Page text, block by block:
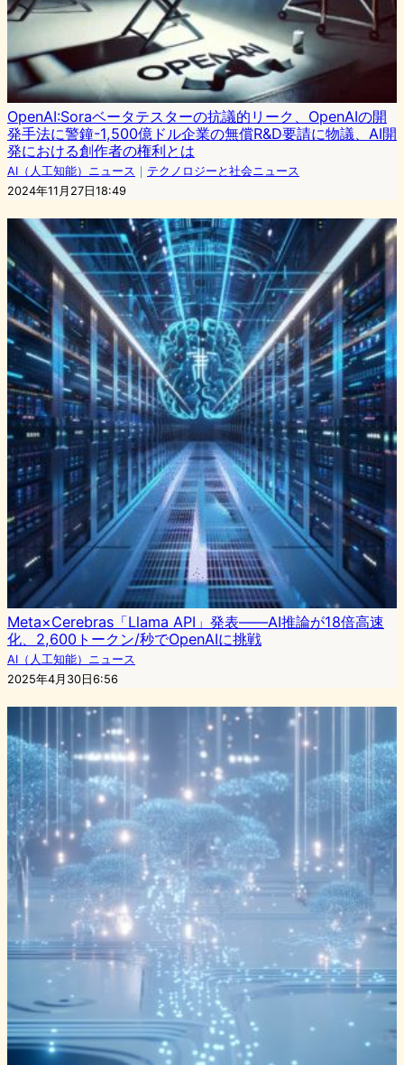
OpenAI:Soraベータテスターの抗議的リーク、OpenAIの開
発手法に警鐘-1,500億ドル企業の無償R&D要請に物議、AI開
発における創作者の権利とは
AI（人工知能）ニュース ｜ テクノロジーと社会ニュース
2024年11月27日18:49
Meta×Cerebras「Llama API」発表――AI推論が18倍高速
化、2,600トークン/秒でOpenAIに挑戦
AI（人工知能）ニュース
2025年4月30日6:56